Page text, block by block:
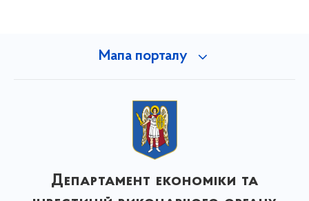
Мапа порталу
Департамент економіки та